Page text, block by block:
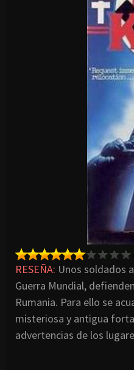
RESEÑA: Unos soldados
Guerra Mundial,
Rumania. Para ello se
misteriosa y antigua
advertencias de los